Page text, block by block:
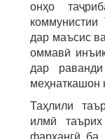
онҳо
коммунистии
дар маъсис
оммавӣ
дар
Таҳлили
илмӣ